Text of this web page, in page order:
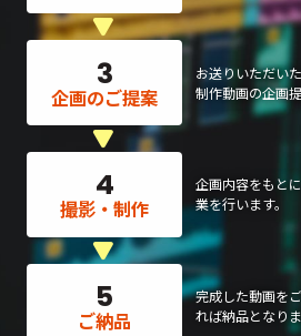
3
企画のご提案
お送りいただい
制作動画の企画
4
撮影・制作
企画内容をもと
業を行います。
5
ご納品
完成した動画を
れば納品となりま